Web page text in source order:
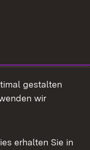
gestalten
wir
erhalten Sie in